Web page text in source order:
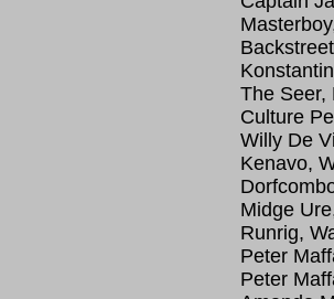
The Seer,
Culture
Willy De
Kenavo,
Midge
Runrig,
Peter
Peter